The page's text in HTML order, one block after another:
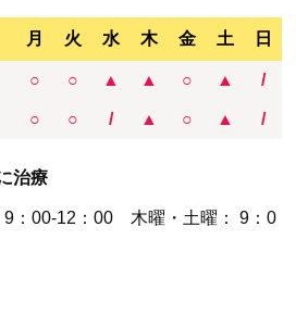
月 火 水 木 金 土 日
○ ○ ▲ ▲ ○ ▲ /
○ ○ / ▲ ○ ▲ /
治療
9：00-12：00 木曜・土曜： 9：0